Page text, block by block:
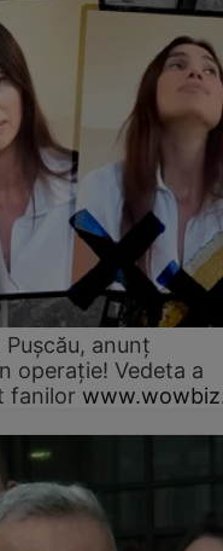
anunț
operație! Vedeta a
fanilor